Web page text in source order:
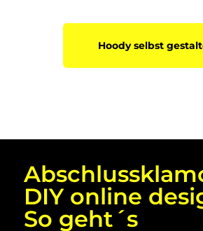
Hoody selbst
DIY online
So geht´s